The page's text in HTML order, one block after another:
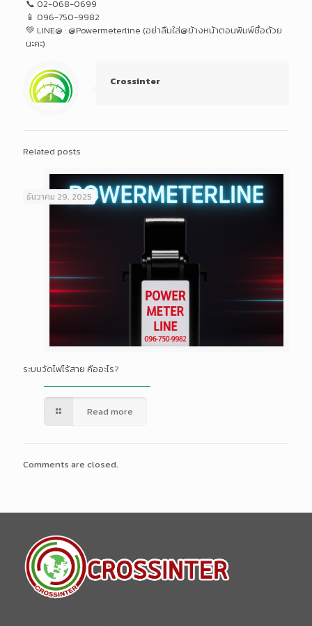
📞 02-068-0699
📱 096-750-9982
💚 LINE@ : @Powermeterline (อย่าลืมใส่@ข้างหน้าตอนพิมพ์ชื่อด้วย
นะคะ)
Crossinter
Related posts
ธันวาคม 29, 2025
ระบบวัดไฟไร้สาย คืออะไร?
Read more
Comments are closed.